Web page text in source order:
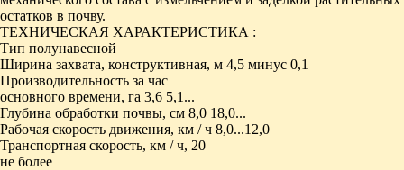
остатков в почву.
ТЕХНИЧЕСКАЯ ХАРАКТЕРИСТИКА :
Тип полунавесной
Ширина захвата, конструктивная, м 4,5 минус 0,1
Производительность за час
основного времени, га 3,6 5,1...
Глубина обработки почвы, см 8,0 18,0...
Рабочая скорость движения, км / ч 8,0...12,0
Транспортная скорость, км / ч, 20
не более